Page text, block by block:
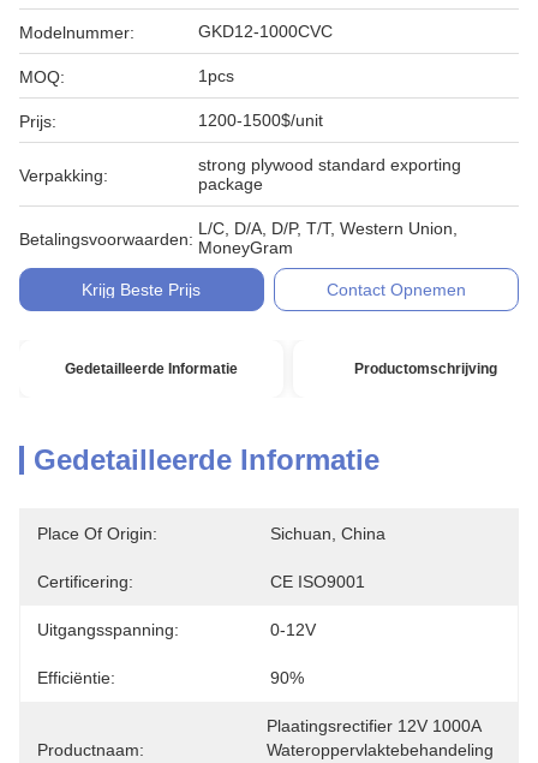
Modelnummer: GKD12-1000CVC
MOQ: 1pcs
Prijs: 1200-1500$/unit
Verpakking:
strong plywood standard exporting
package
Betalingsvoorwaarden:
L/C, D/A, D/P, T/T, Western Union,
MoneyGram
Krijg Beste Prijs Contact Opnemen
Gedetailleerde Informatie Productomschrijving
Gedetailleerde Informatie
Place Of Origin: Sichuan, China
Certificering: CE ISO9001
Uitgangsspanning: 0-12V
Efficiëntie: 90%
Productnaam:
Plaatingsrectifier 12V 1000A
Wateroppervlaktebehandeling